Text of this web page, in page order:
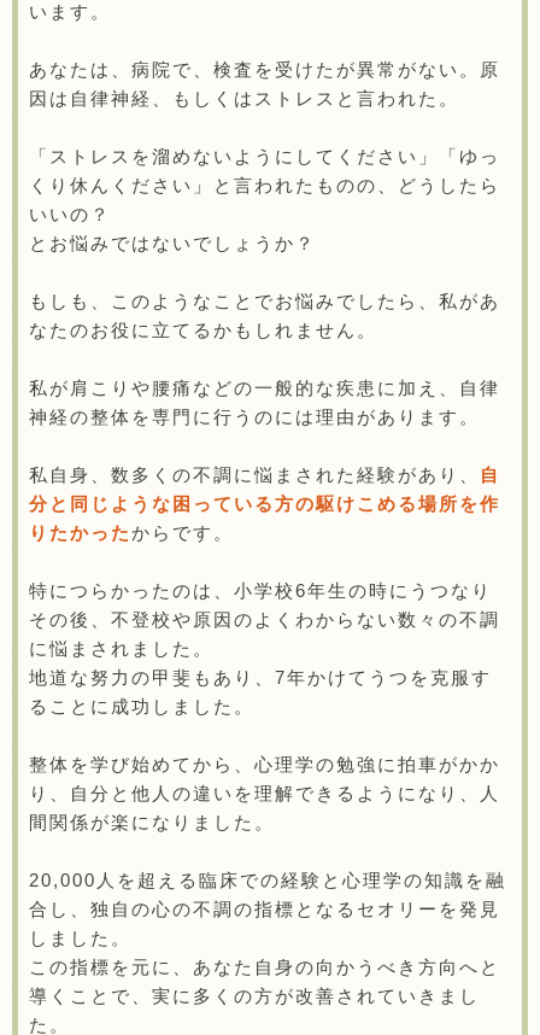
います。
あなたは、病院で、検査を受けたが異常がない。原
因は自律神経、もしくはストレスと言われた。
「ストレスを溜めないようにしてください」「ゆっ
くり休んください」と言われたものの、どうしたら
いいの？
とお悩みではないでしょうか？
もしも、このようなことでお悩みでしたら、私があ
なたのお役に立てるかもしれません。
私が肩こりや腰痛などの一般的な疾患に加え、自律
神経の整体を専門に行うのには理由があります。
私自身、数多くの不調に悩まされた経験があり、
自
分と同じような困っている方の駆けこめる場所を作
りたかったからです。
特につらかったのは、小学校6年生の時にうつなり
その後、不登校や原因のよくわからない数々の不調
に悩まされました。
地道な努力の甲斐もあり、7年かけてうつを克服す
ることに成功しました。
整体を学び始めてから、心理学の勉強に拍車がかか
り、自分と他人の違いを理解できるようになり、人
間関係が楽になりました。
20,000人を超える臨床での経験と心理学の知識を融
合し、独自の心の不調の指標となるセオリーを発見
しました。
この指標を元に、あなた自身の向かうべき方向へと
導くことで、実に多くの方が改善されていきまし
た。